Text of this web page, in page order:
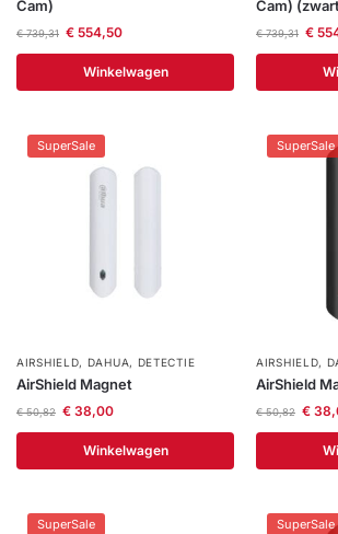
Cam)
€739,31 €554,50
Winkelwagen
Cam)
€739,31 €
SuperSale
AIRSHIELD, DAHUA, DETECTIE
AirShield Magnet
€50,82 €38,00
Winkelwagen
SuperSale
AIRSHIELD,
AirShield
€50,82 €
SuperSale SuperSale